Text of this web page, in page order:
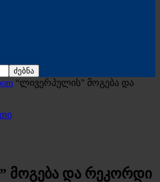
“ლივერპულის” მოგება და
მოგება და რეკორდი